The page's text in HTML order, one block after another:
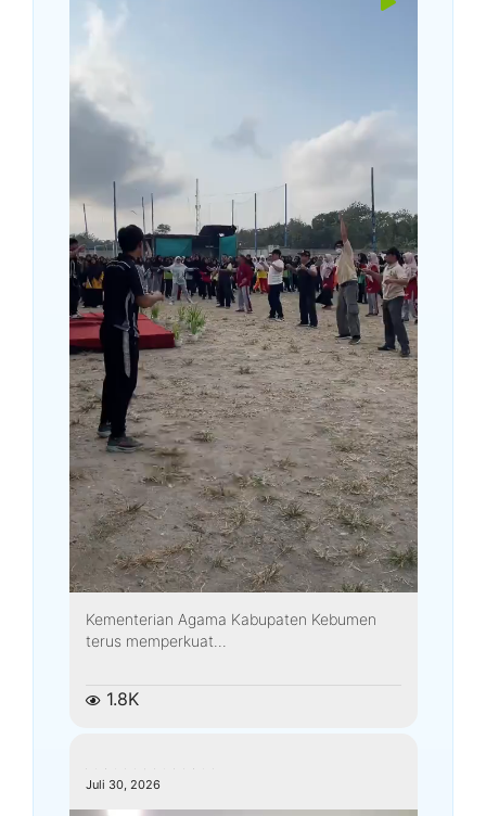
Kementerian Agama Kabupaten Kebumen
terus memperkuat...
1.8K
Juli 30, 2026